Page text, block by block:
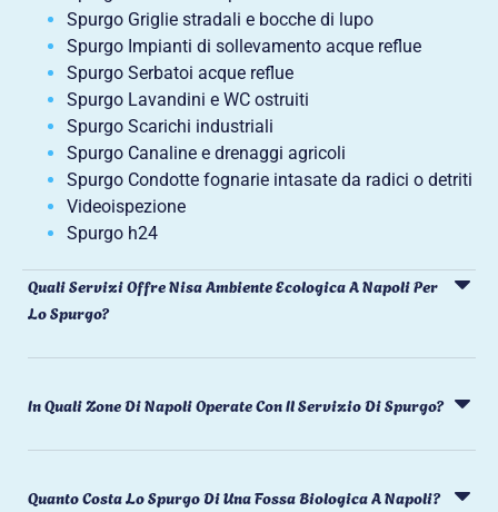
Spurgo Griglie stradali e bocche di lupo
Spurgo Impianti di sollevamento acque reflue
Spurgo Serbatoi acque reflue
Spurgo Lavandini e WC ostruiti
Spurgo Scarichi industriali
Spurgo Canaline e drenaggi agricoli
Spurgo Condotte fognarie intasate da radici o detriti
Videoispezione
Spurgo h24
Quali Servizi Offre Nisa Ambiente Ecologica A Napoli Per
Lo Spurgo?
In Quali Zone Di Napoli Operate Con Il Servizio Di Spurgo?
Quanto Costa Lo Spurgo Di Una Fossa Biologica A Napoli?